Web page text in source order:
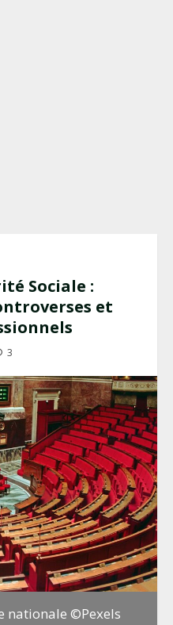
Sociale :
et
3
nationale ©Pexels